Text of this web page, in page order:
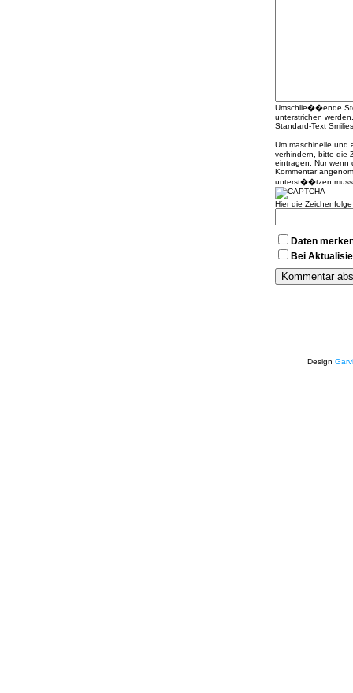
Umschlie��ende
unterstrichen werden.
Standard-Text
Um maschinelle
verhindern, bitte die
eintragen. Nur wenn
Kommentar
unterst��tzen muss
Hier die
Daten
Bei
Design